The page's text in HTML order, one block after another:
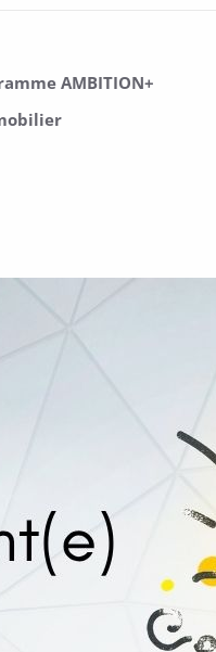
AMBITION+